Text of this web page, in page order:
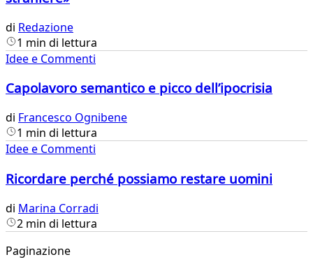
di Redazione
1 min di lettura
Idee e Commenti
Capolavoro semantico e picco dell’ipocrisia
di Francesco Ognibene
1 min di lettura
Idee e Commenti
Ricordare perché possiamo restare uomini
di Marina Corradi
2 min di lettura
Paginazione